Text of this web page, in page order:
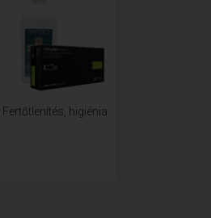
Fertőtlenítés, higiénia